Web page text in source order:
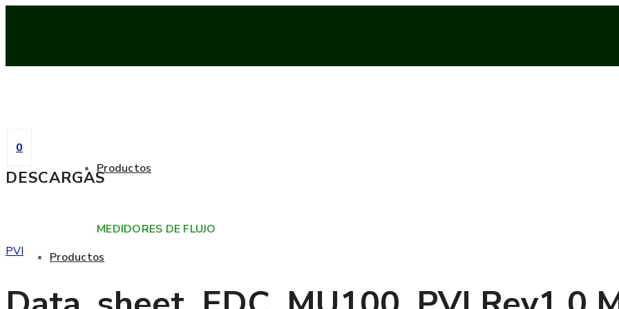
0
Productos
Productos
MEDIDORES DE FLUJO
DESCARGAS
PVI